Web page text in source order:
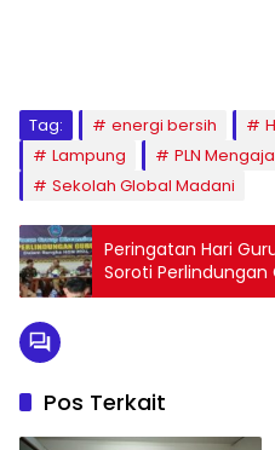
Tag: energi bersih
Lampung
PLN
Sekolah Global Madani
Peringatan Hari
Soroti Perlindungan
Pos Terkait